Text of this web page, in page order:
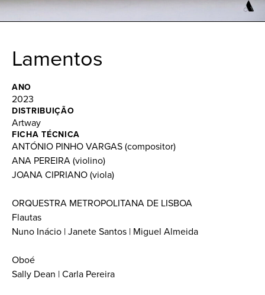
Lamentos
ANO
2023
DISTRIBUIÇÃO
Artway
FICHA TÉCNICA
ANTÓNIO PINHO VARGAS (compositor)
ANA PEREIRA (violino)
JOANA CIPRIANO (viola)
ORQUESTRA METROPOLITANA DE LISBOA
Flautas
Nuno Inácio | Janete Santos | Miguel Almeida
Oboé
Sally Dean | Carla Pereira